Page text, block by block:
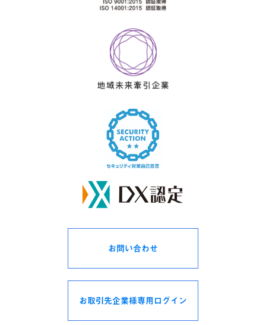
当社では、個人情報の取得は、適法かつ公正な手段で行いま
当社は、次の場合を除き、お客様の個人情報を第三者に開示
または提供しません。
人の生命、身体又は財産の保護のために必要であって、お客
様の同意を取ることが困難な場合
利用目的の達成に必要な範囲で、個人情報の取り扱いを委託
当社は、上記 1. に関わらず、お客様へのサービス提供、お
り対応させて頂くことが適切と判断される場合に、お客様の
住所、氏名、電話番号等を当該関係会社等へ提供することが
の個人情報提供の停止を請求することができます。
お客様の個人情報の開示・訂正・削除等に関するお問い合わ
お問い合わせ
お取引先企業様専用ログイン